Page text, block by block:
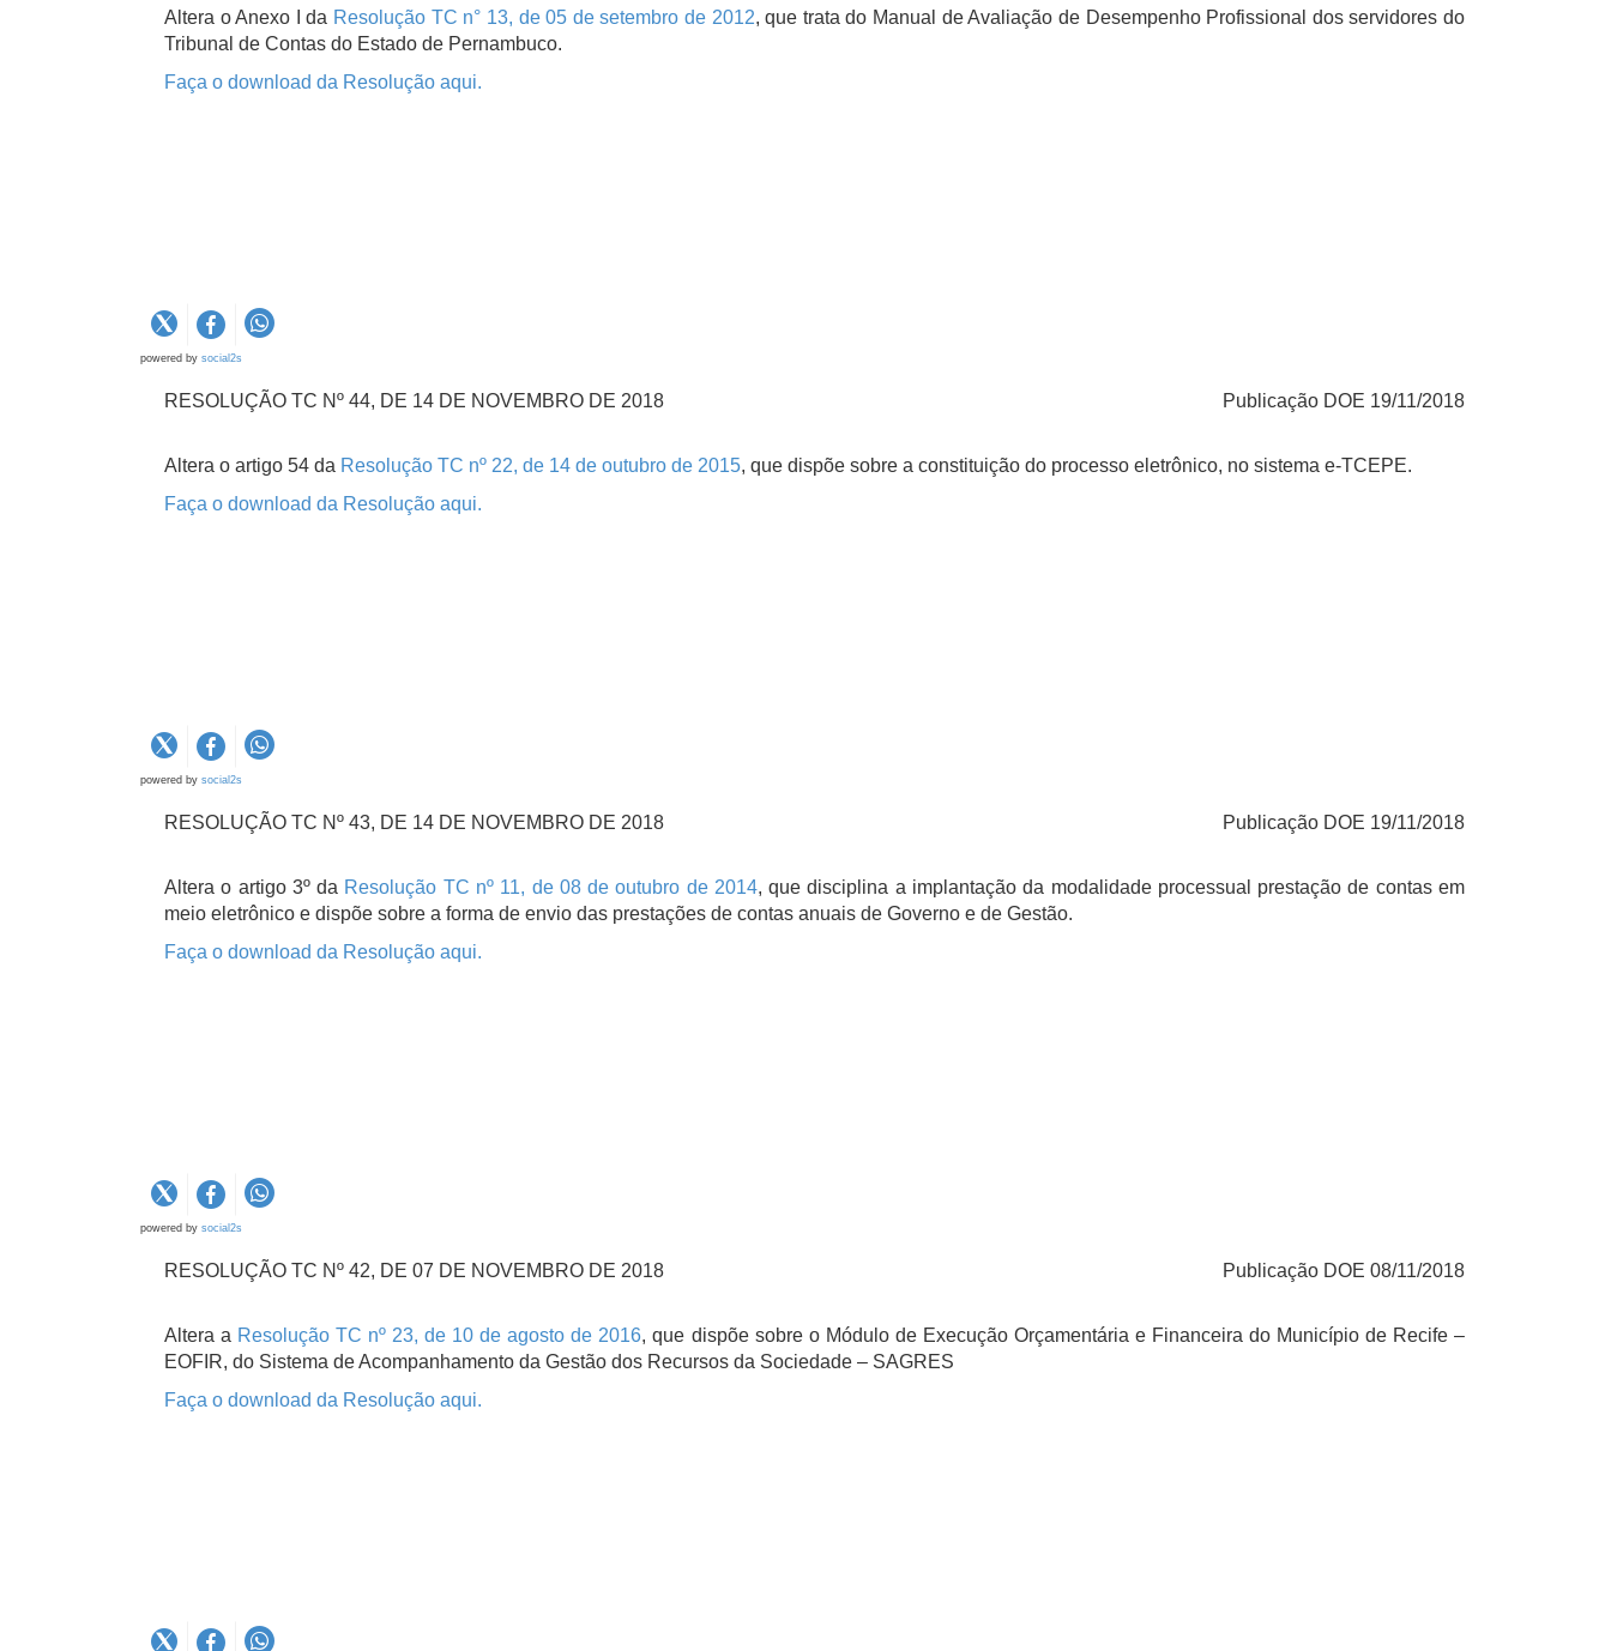
Altera o Anexo I da Resolução TC n° 13, de 05 de setembro de 2012, que trata do Manual de Avaliação de Desempenho Profissional dos servidores do
Tribunal de Contas do Estado de Pernambuco.
Faça o download da Resolução aqui.
powered by social2s
RESOLUÇÃO TC Nº 44, DE 14 DE NOVEMBRO DE 2018 Publicação DOE 19/11/2018
Altera o artigo 54 da Resolução TC nº 22, de 14 de outubro de 2015, que dispõe sobre a constituição do processo eletrônico, no sistema e-TCEPE.
Faça o download da Resolução aqui.
powered by social2s
RESOLUÇÃO TC Nº 43, DE 14 DE NOVEMBRO DE 2018 Publicação DOE 19/11/2018
Altera o artigo 3º da Resolução TC nº 11, de 08 de outubro de 2014, que disciplina a implantação da modalidade processual prestação de contas em
meio eletrônico e dispõe sobre a forma de envio das prestações de contas anuais de Governo e de Gestão.
Faça o download da Resolução aqui.
powered by social2s
RESOLUÇÃO TC Nº 42, DE 07 DE NOVEMBRO DE 2018 Publicação DOE 08/11/2018
Altera a Resolução TC nº 23, de 10 de agosto de 2016, que dispõe sobre o Módulo de Execução Orçamentária e Financeira do Município de Recife –
EOFIR, do Sistema de Acompanhamento da Gestão dos Recursos da Sociedade – SAGRES
Faça o download da Resolução aqui.